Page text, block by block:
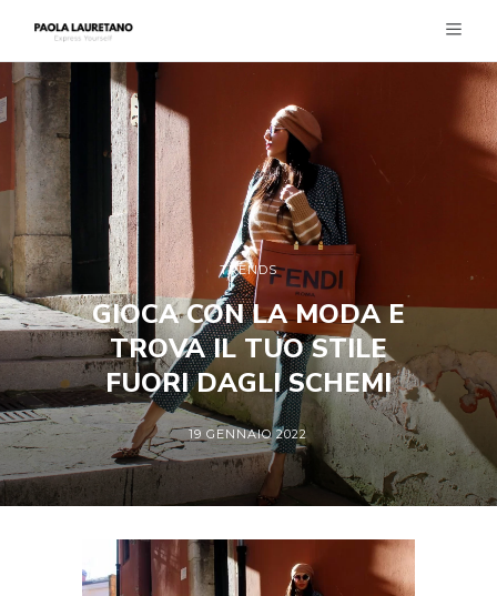
TRENDS
GIOCA CON LA MODA E
TROVA IL TUO STILE
FUORI DAGLI SCHEMI
19 GENNAIO 2022